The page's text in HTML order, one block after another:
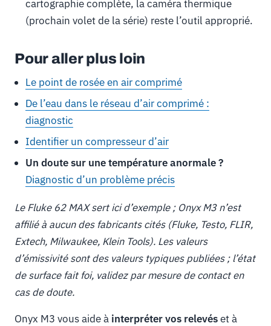
cartographie complète, la caméra thermique
(prochain volet de la série) reste l’outil approprié.
Pour aller plus loin
Le point de rosée en air comprimé
De l’eau dans le réseau d’air comprimé :
diagnostic
Identifier un compresseur d’air
Un doute sur une température anormale ?
Diagnostic d’un problème précis
Le Fluke 62 MAX sert ici d’exemple ; Onyx M3 n’est
affilié à aucun des fabricants cités (Fluke, Testo, FLIR,
Extech, Milwaukee, Klein Tools). Les valeurs
d’émissivité sont des valeurs typiques publiées ; l’état
de surface fait foi, validez par mesure de contact en
cas de doute.
Onyx M3 vous aide à interpréter vos relevéset à